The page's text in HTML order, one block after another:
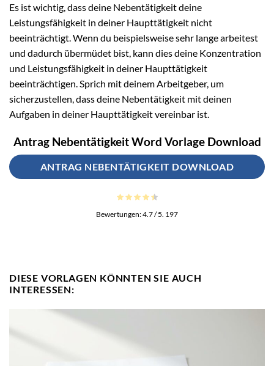
Es ist wichtig, dass deine Nebentätigkeit deine
Leistungsfähigkeit in deiner Haupttätigkeit nicht
beeinträchtigt. Wenn du beispielsweise sehr lange arbeitest
und dadurch übermüdet bist, kann dies deine Konzentration
und Leistungsfähigkeit in deiner Haupttätigkeit
beeinträchtigen. Sprich mit deinem Arbeitgeber, um
sicherzustellen, dass deine Nebentätigkeit mit deinen
Aufgaben in deiner Haupttätigkeit vereinbar ist.
Antrag Nebentätigkeit Word Vorlage Download
ANTRAG NEBENTÄTIGKEIT DOWNLOAD
Bewertungen:4.7/ 5. 197
DIESE VORLAGEN KÖNNTEN SIE AUCH
INTERESSEN: